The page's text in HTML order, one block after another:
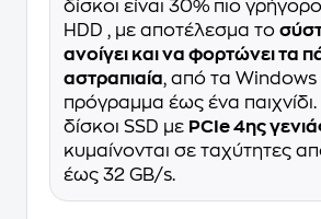
δίσκοι είναι 30% πιο
HDD , με αποτέλεσμα το
ανοίγει και να φορτώνει τα
αστραπιαία, από τα Windows
πρόγραμμα έως ένα παιχνίδι.
δίσκοι SSD με PCIe 4ης
κυμαίνονται σε ταχύτητες
έως 32 GB/s.